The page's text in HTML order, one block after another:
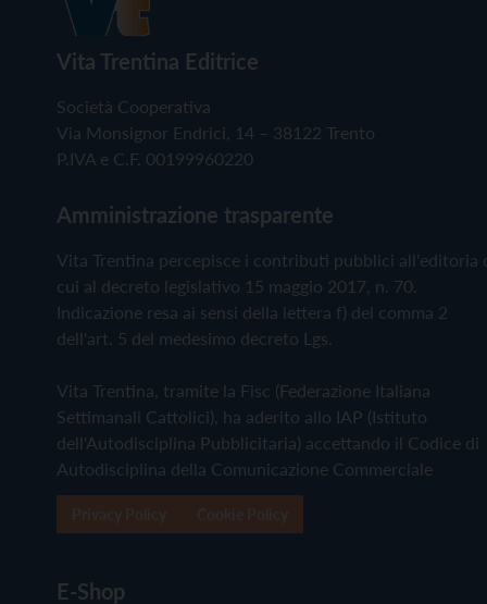
Vita Trentina Editrice
Società Cooperativa
Via Monsignor Endrici, 14 – 38122 Trento
P.IVA e C.F. 00199960220
Amministrazione trasparente
Vita Trentina percepisce i contributi pubblici all'editoria
cui al decreto legislativo 15 maggio 2017, n. 70.
Indicazione resa ai sensi della lettera f) del comma 2
dell'art. 5 del medesimo decreto Lgs.
Vita Trentina, tramite la Fisc (Federazione Italiana
Settimanali Cattolici), ha aderito allo IAP (Istituto
dell'Autodisciplina Pubblicitaria) accettando il Codice di
Autodisciplina della Comunicazione Commerciale
E-Shop